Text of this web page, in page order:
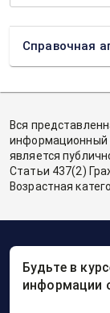
Справочная
Вся
информационный
является
Статьи 437(2)
Возрастная
Будьте в
информации